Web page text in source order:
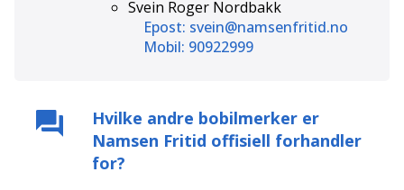
Svein Roger Nordbakk
Epost: svein@namsenfritid.no
Mobil: 90922999
Hvilke andre bobilmerker er
Namsen Fritid offisiell forhandler
for?